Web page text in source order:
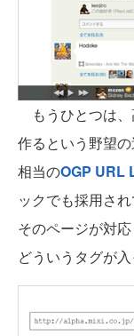
もうひとつは、
作るという野望の
相当のOGP URL
ックでも採用さ
そのページが対
どういうタグが